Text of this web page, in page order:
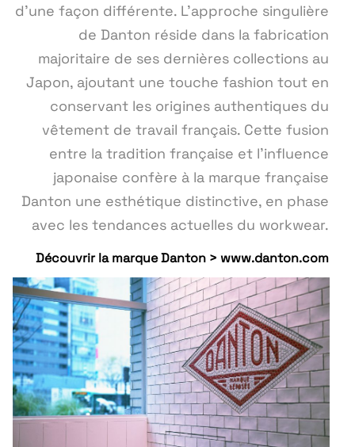
d'une façon différente. L'approche singulière
de Danton réside dans la fabrication
majoritaire de ses dernières collections au
Japon, ajoutant une touche fashion tout en
conservant les origines authentiques du
vêtement de travail français. Cette fusion
entre la tradition française et l'influence
japonaise confère à la marque française
Danton une esthétique distinctive, en phase
avec les tendances actuelles du workwear.
Découvrir la marque Danton > www.danton.com